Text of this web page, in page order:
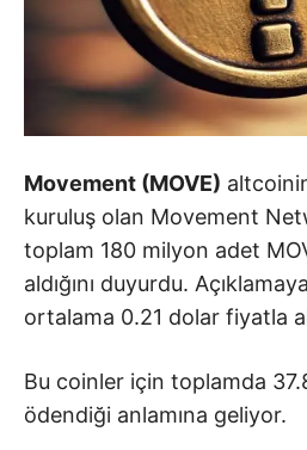
Movement (MOVE)
kuruluş olan Movement
toplam 180 milyon adet
aldığını duyurdu.
ortalama 0.21 dolar fiyatla
Bu coinler için toplamda
ödendiği anlamına geliyor.